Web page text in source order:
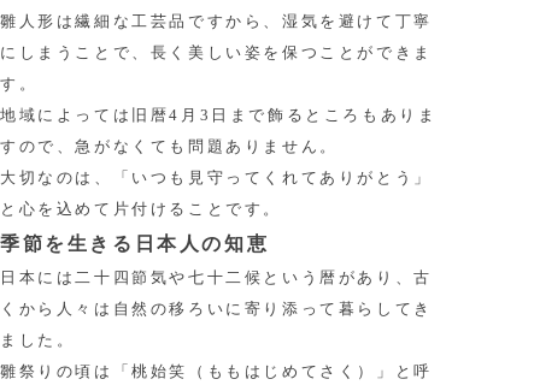
雛人形は繊細な工芸品ですから、湿気を避けて丁寧
にしまうことで、長く美しい姿を保つことができま
す。
地域によっては旧暦4月3日まで飾るところもありま
すので、急がなくても問題ありません。
大切なのは、「いつも見守ってくれてありがとう」
と心を込めて片付けることです。
季節を生きる日本人の知恵
日本には二十四節気や七十二候という暦があり、古
くから人々は自然の移ろいに寄り添って暮らしてき
ました。
雛祭りの頃は「桃始笑（ももはじめてさく）」と呼